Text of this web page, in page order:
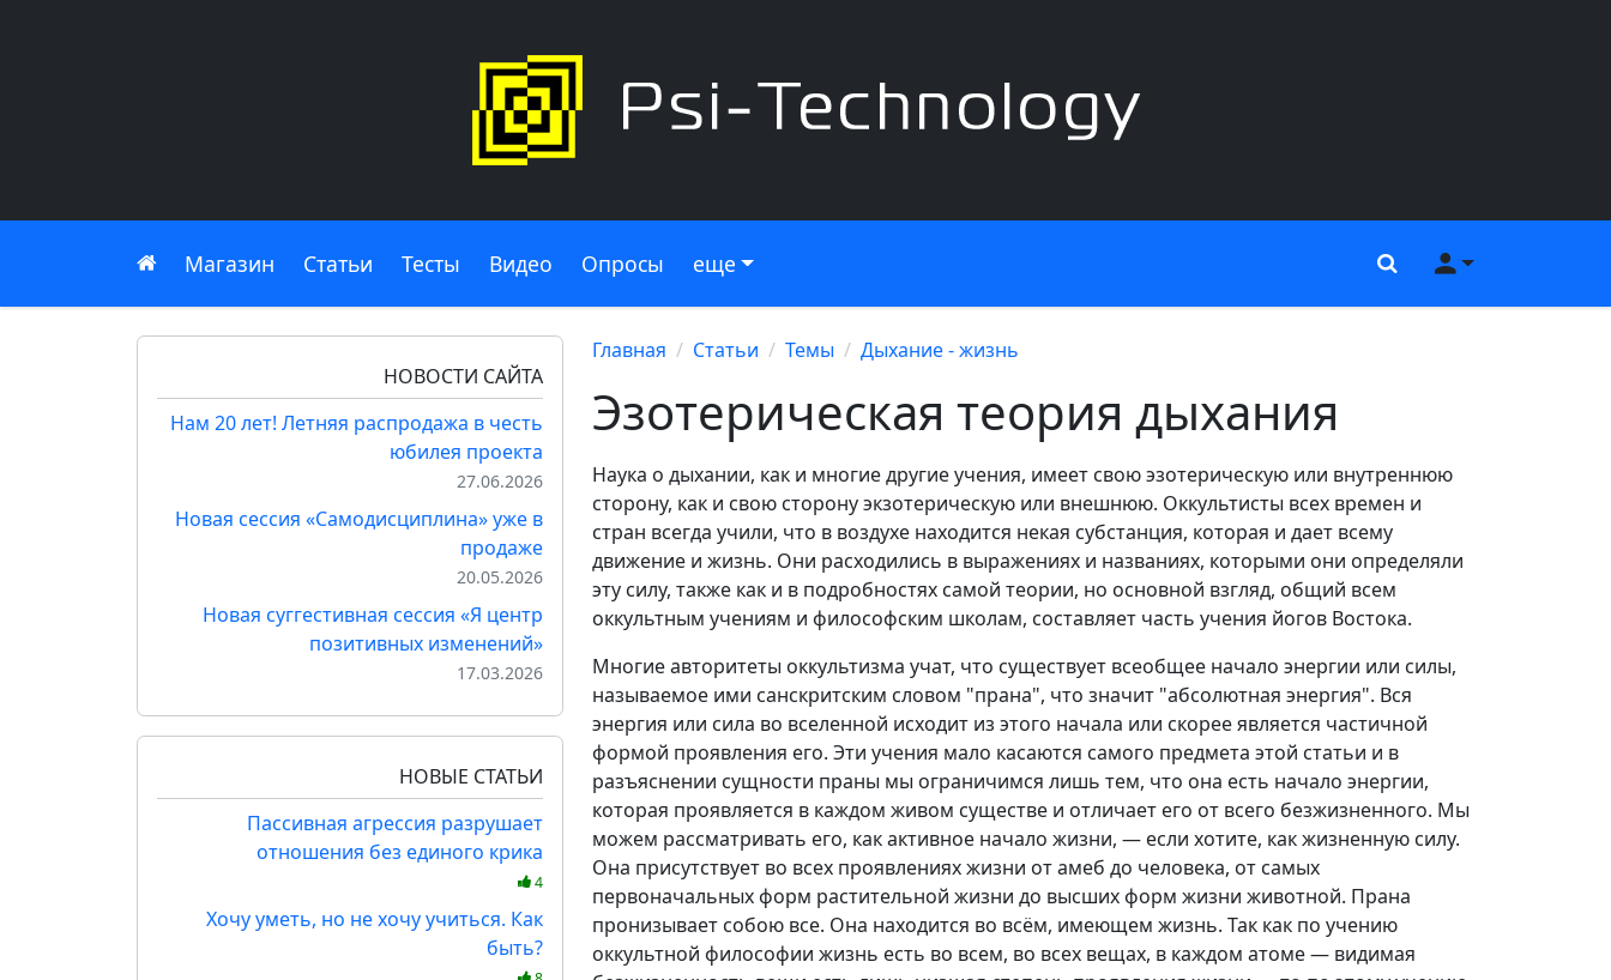
Главная
Магазин Статьи Тесты Видео Опросы еще ПоискМеню
НОВОСТИ САЙТА
Нам 20 лет! Летняя распродажа в честь
юбилея проекта
27.06.2026
Новая сессия «Самодисциплина» уже в
продаже
20.05.2026
Новая суггестивная сессия «Я центр
позитивных изменений»
17.03.2026
НОВЫЕ СТАТЬИ
Пассивная агрессия разрушает
отношения без единого крика
4
Хочу уметь, но не хочу учиться. Как
быть?
Главная Статьи Темы Дыхание - жизнь
Эзотерическая теория дыхания
Наука о дыхании, как и многие другие учения, имеет свою эзотерическую или внутреннюю
сторону, как и свою сторону экзотерическую или внешнюю. Оккультисты всех времен и
стран всегда учили, что в воздухе находится некая субстанция, которая и дает всему
движение и жизнь. Они расходились в выражениях и названиях, которыми они определяли
эту силу, также как и в подробностях самой теории, но основной взгляд, общий всем
оккультным учениям и философским школам, составляет часть учения йогов Востока.
Многие авторитеты оккультизма учат, что существует всеобщее начало энергии или силы,
называемое ими санскритским словом "прана", что значит "абсолютная энергия". Вся
энергия или сила во вселенной исходит из этого начала или скорее является частичной
формой проявления его. Эти учения мало касаются самого предмета этой статьи и в
разъяснении сущности праны мы ограничимся лишь тем, что она есть начало энергии,
которая проявляется в каждом живом существе и отличает его от всего безжизненного. Мы
можем рассматривать его, как активное начало жизни, — если хотите, как жизненную силу.
Она присутствует во всех проявлениях жизни от амеб до человека, от самых
первоначальных форм растительной жизни до высших форм жизни животной. Прана
пронизывает собою все. Она находится во всём, имеющем жизнь. Так как по учению
оккультной философии жизнь есть во всем, во всех вещах, в каждом атоме — видимая